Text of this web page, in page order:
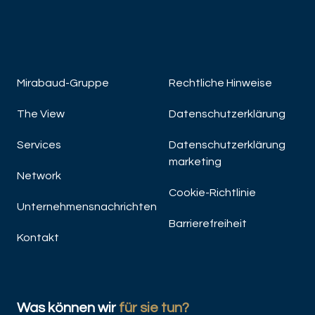
Mirabaud-Gruppe
The View
Services
Network
Unternehmensnachrichten
Kontakt
Rechtliche Hinweise
Datenschutzerklärung
Datenschutzerklärung
marketing
Cookie-Richtlinie
Barrierefreiheit
Was können wir für sie tun?